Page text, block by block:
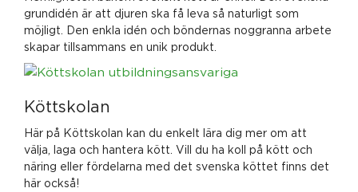
grundidén är att djuren ska få leva så naturligt som
möjligt. Den enkla idén och böndernas noggranna arbete
skapar tillsammans en unik produkt.
Köttskolan
Här på Köttskolan kan du enkelt lära dig mer om att
välja, laga och hantera kött. Vill du ha koll på kött och
näring eller fördelarna med det svenska köttet finns det
här också!